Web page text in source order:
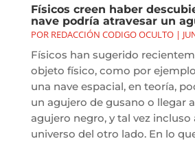
Físicos creen haber
nave podría atravesar un
POR REDACCIÓN CODIGO OCULTO|
Físicos han sugerido
objeto físico, como por
una nave espacial, en teoría,
un agujero de gusano o llegar
agujero negro, y tal vez incluso
universo del otro lado. En lo